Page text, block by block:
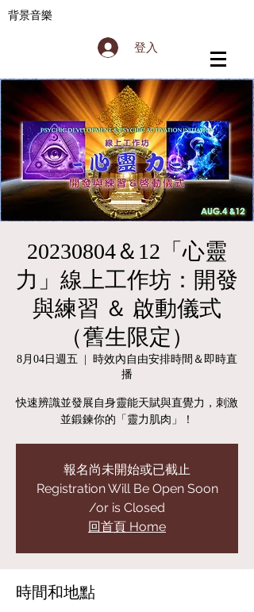
背景音樂
登入
20230804＆12「心靈
力」線上工作坊：開發
與練習 ＆ 啟動儀式
（舊生限定）
8月04日週五
時效內自由安排時間＆即時直
播
快速辨識並發展自身靈能天賦與直覺力，刺激
並鍛鍊你的「靈力肌肉」！
報名尚未開始或已截止
Registration Will Be Open Soon
/or is Closed
回首頁 Home
時間和地點